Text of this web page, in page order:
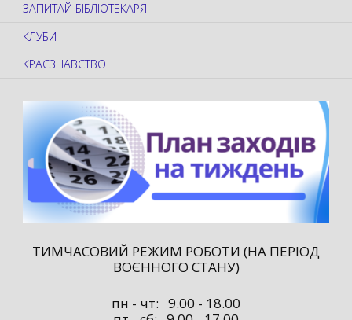
ЗАПИТАЙ БІБЛІОТЕКАРЯ
КЛУБИ
КРАЄЗНАВСТВО
ТИМЧАСОВИЙ РЕЖИМ РОБОТИ (НА ПЕРІОД
ВОЄННОГО СТАНУ)
пн - чт: 9.00 - 18.00